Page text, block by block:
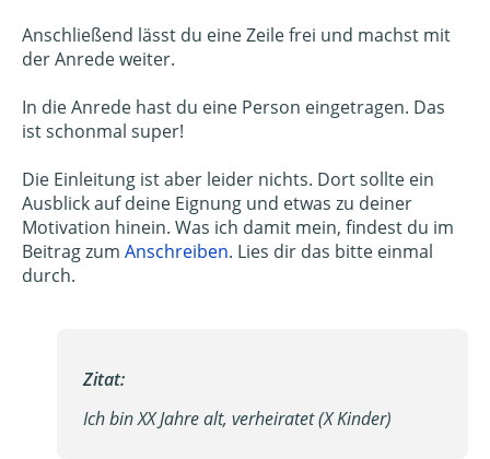
Anschließend lässt du eine Zeile frei und machst mit
der Anrede weiter.
In die Anrede hast du eine Person eingetragen. Das
ist schonmal super!
Die Einleitung ist aber leider nichts. Dort sollte ein
Ausblick auf deine Eignung und etwas zu deiner
Motivation hinein. Was ich damit mein, findest du im
Beitrag zum Anschreiben. Lies dir das bitte einmal
durch.
Zitat:
Ich bin XX Jahre alt, verheiratet (X Kinder)